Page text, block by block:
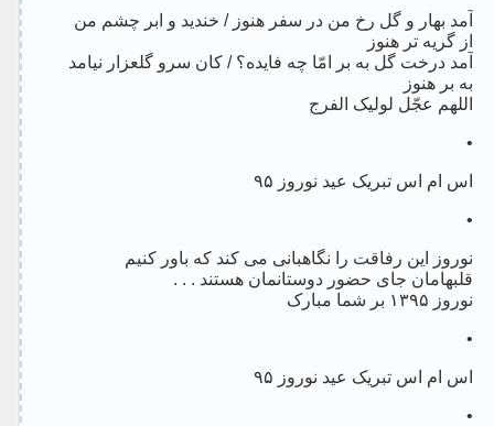
آمد بهار و گل رخ من در سفر هنوز / خندید و ابر چشم من
از گریه تر هنوز
آمد درخت گل به بر امّا چه فایده؟ / کان سرو گلعزار نیامد
به بر هنوز
اللهم عجّل لولیک الفرج
•
اس ام اس تبریک عید نوروز ۹۵
•
نوروز این رفاقت را نگاهبانی می کند که باور کنیم
قلبهامان جای حضور دوستانمان هستند . . .
نوروز ۱۳۹۵ بر شما مبارک
•
اس ام اس تبریک عید نوروز ۹۵
•